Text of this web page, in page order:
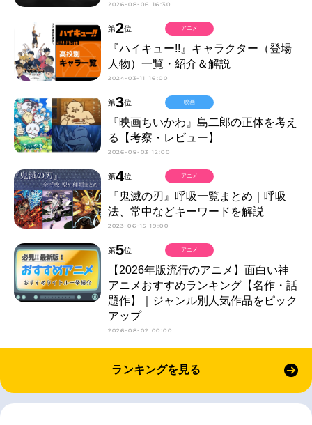
2026-08-06 16:30
第2位
『ハイキュー!!』キャラクター（登場
人物）一覧・紹介＆解説
2024-03-11 16:00
アニメ
第3位
『映画ちいかわ』島二郎の正体を考え
る【考察・レビュー】
2026-08-03 12:00
映画
第4位
『鬼滅の刃』呼吸一覧まとめ｜呼吸
法、常中などキーワードを解説
2023-06-15 19:00
アニメ
第5位
【2026年版流行のアニメ】面白い神
アニメおすすめランキング【名作・話
題作】｜ジャンル別人気作品をピック
アップ
2026-08-02 00:00
アニメ
ランキングを見る